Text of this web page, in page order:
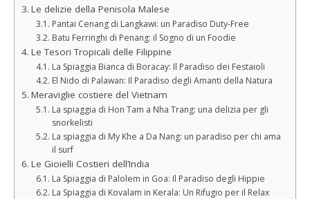
Le delizie della Penisola Malese
Pantai Cenang di Langkawi: un Paradiso Duty-Free
Batu Ferringhi di Penang: il Sogno di un Foodie
Le Tesori Tropicali delle Filippine
La Spiaggia Bianca di Boracay: Il Paradiso dei Festaioli
El Nido di Palawan: Il Paradiso degli Amanti della Natura
Meraviglie costiere del Vietnam
La spiaggia di Hon Tam a Nha Trang: una delizia per gli
snorkelisti
La spiaggia di My Khe a Da Nang: un paradiso per chi ama
il surf
Le Gioielli Costieri dell’India
La Spiaggia di Palolem in Goa: Il Paradiso degli Hippie
La Spiaggia di Kovalam in Kerala: Un Rifugio per il Relax